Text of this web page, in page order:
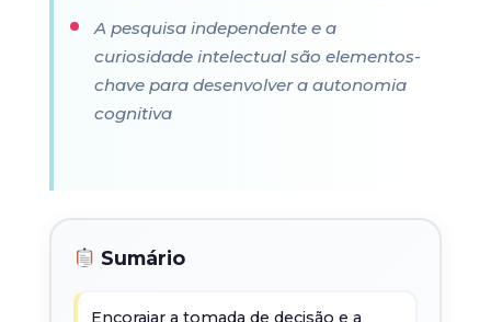
A pesquisa independente e a
curiosidade intelectual são elementos-
chave para desenvolver a autonomia
cognitiva
Sumário
Encorajar a tomada de decisão e a